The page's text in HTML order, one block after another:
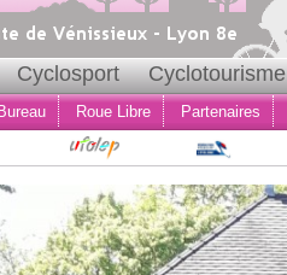
Cyclosport Cyclotourisme
Roue Libre Partenaires